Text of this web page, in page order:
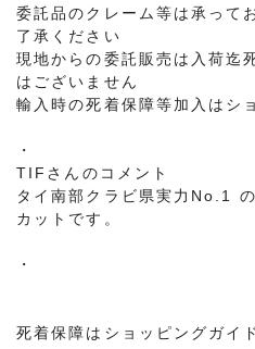
委託品のクレーム等は承って
了承ください
現地からの委託販売は入荷迄
はございません
輸入時の死着保障等加入はシ
・
TIFさんのコメント
タイ南部クラビ県実力No.1
カットです。
・
死着保障はショッピングガイ